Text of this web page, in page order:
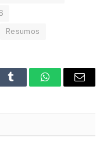
Resumos
Tumblr WhatsAppEmail